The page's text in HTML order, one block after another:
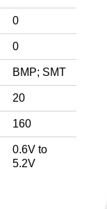
0
0
BMP; SMT
20
160
0.6V to
5.2V